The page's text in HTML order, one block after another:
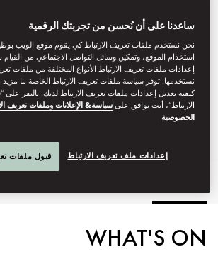
motpe-spa@mohg.com
+886 2 2715 6880
Spa:
10am - 9pm
Fitness Centre:
Open 24 hours
from 7am - 8pm
Swimming Pool:
WHAT'S ON
ساعدنا على أن نُحسن من تجربتك الرقمية
نحن نستخدم ملفات تعريف الارتباط كي يقوم موقع الويب
استخدام الموقع، وتمكين وسائل التواصل الاجتماعي من
إعدادات ملفات تعريف الارتباط الأنواع المختلفة من ملفات
نستخدمها. توفر سياسة ملفات تعريف الارتباط الخاصة بنا
كيفية تعديل إعدادات ملفات تعريف الارتباط لديك. بالنقر
الارتباط”، أنت توافق علىسياسة& الإعلانات وملفات تعريف
الخصوصية
إعدادات ملف تعريف الارتباط قبول ملفات